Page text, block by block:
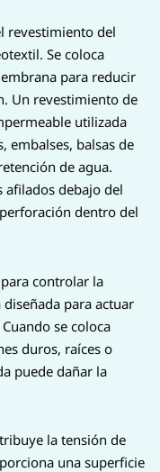
revestimiento del
Se coloca
para reducir
Un revestimiento de
utilizada
embalses, balsas de
de agua.
afilados debajo del
dentro del
controlar la
para actuar
se coloca
duros, raíces o
puede dañar la
la tensión de
una superficie